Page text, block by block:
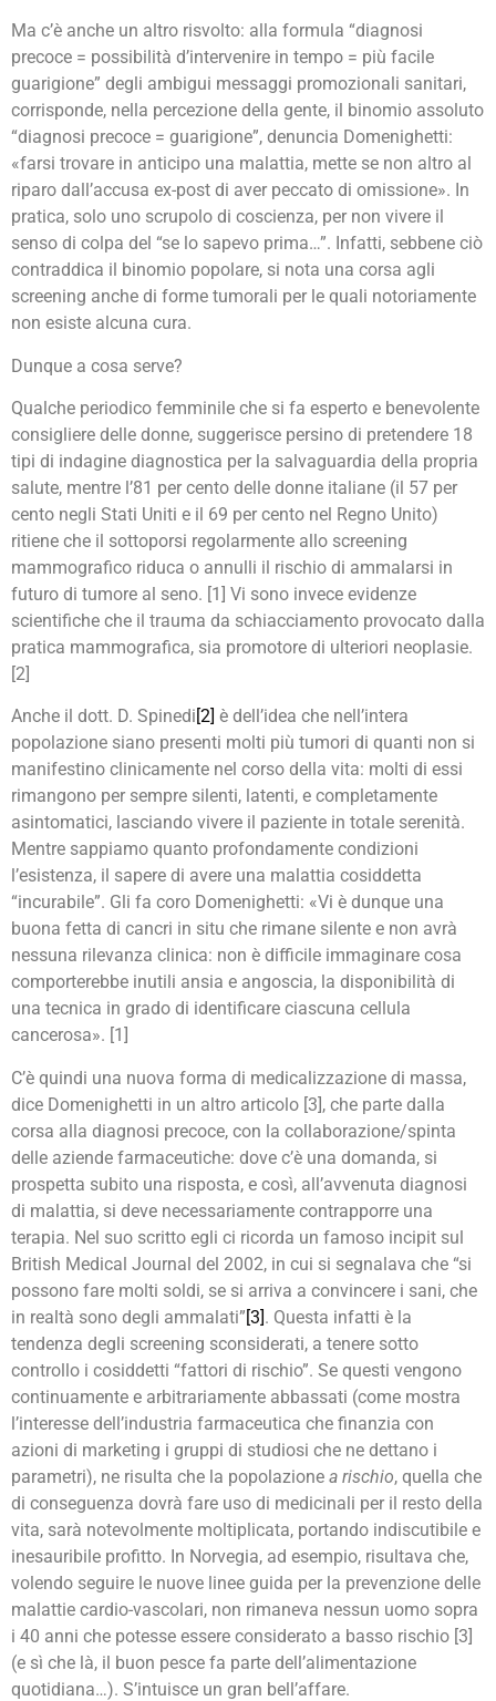
Ma c’è anche un altro risvolto: alla formula “diagnosi
precoce = possibilità d’intervenire in tempo = più facile
guarigione” degli ambigui messaggi promozionali sanitari,
corrisponde, nella percezione della gente, il binomio assoluto
“diagnosi precoce = guarigione”, denuncia Domenighetti:
«farsi trovare in anticipo una malattia, mette se non altro al
riparo dall’accusa ex-post di aver peccato di omissione». In
pratica, solo uno scrupolo di coscienza, per non vivere il
senso di colpa del “se lo sapevo prima…”. Infatti, sebbene ciò
contraddica il binomio popolare, si nota una corsa agli
screening anche di forme tumorali per le quali notoriamente
non esiste alcuna cura.
Dunque a cosa serve?
Qualche periodico femminile che si fa esperto e benevolente
consigliere delle donne, suggerisce persino di pretendere 18
tipi di indagine diagnostica per la salvaguardia della propria
salute, mentre l’81 per cento delle donne italiane (il 57 per
cento negli Stati Uniti e il 69 per cento nel Regno Unito)
ritiene che il sottoporsi regolarmente allo screening
mammografico riduca o annulli il rischio di ammalarsi in
futuro di tumore al seno. [1] Vi sono invece evidenze
scientifiche che il trauma da schiacciamento provocato dalla
pratica mammografica, sia promotore di ulteriori neoplasie.
[2]
Anche il dott. D. Spinedi [2] è dell’idea che nell’intera
popolazione siano presenti molti più tumori di quanti non si
manifestino clinicamente nel corso della vita: molti di essi
rimangono per sempre silenti, latenti, e completamente
asintomatici, lasciando vivere il paziente in totale serenità.
Mentre sappiamo quanto profondamente condizioni
l’esistenza, il sapere di avere una malattia cosiddetta
“incurabile”. Gli fa coro Domenighetti: «Vi è dunque una
buona fetta di cancri in situ che rimane silente e non avrà
nessuna rilevanza clinica: non è difficile immaginare cosa
comporterebbe inutili ansia e angoscia, la disponibilità di
una tecnica in grado di identificare ciascuna cellula
cancerosa». [1]
C’è quindi una nuova forma di medicalizzazione di massa,
dice Domenighetti in un altro articolo [3], che parte dalla
corsa alla diagnosi precoce, con la collaborazione/spinta
delle aziende farmaceutiche: dove c’è una domanda, si
prospetta subito una risposta, e così, all’avvenuta diagnosi
di malattia, si deve necessariamente contrapporre una
terapia. Nel suo scritto egli ci ricorda un famoso incipit sul
British Medical Journal del 2002, in cui si segnalava che “si
possono fare molti soldi, se si arriva a convincere i sani, che
in realtà sono degli ammalati”[3]. Questa infatti è la
tendenza degli screening sconsiderati, a tenere sotto
controllo i cosiddetti “fattori di rischio”. Se questi vengono
continuamente e arbitrariamente abbassati (come mostra
l’interesse dell’industria farmaceutica che finanzia con
azioni di marketing i gruppi di studiosi che ne dettano i
parametri), ne risulta che la popolazione a rischio, quella che
di conseguenza dovrà fare uso di medicinali per il resto della
vita, sarà notevolmente moltiplicata, portando indiscutibile e
inesauribile profitto. In Norvegia, ad esempio, risultava che,
volendo seguire le nuove linee guida per la prevenzione delle
malattie cardio-vascolari, non rimaneva nessun uomo sopra
i 40 anni che potesse essere considerato a basso rischio [3]
(e sì che là, il buon pesce fa parte dell’alimentazione
quotidiana…). S’intuisce un gran bell’affare.